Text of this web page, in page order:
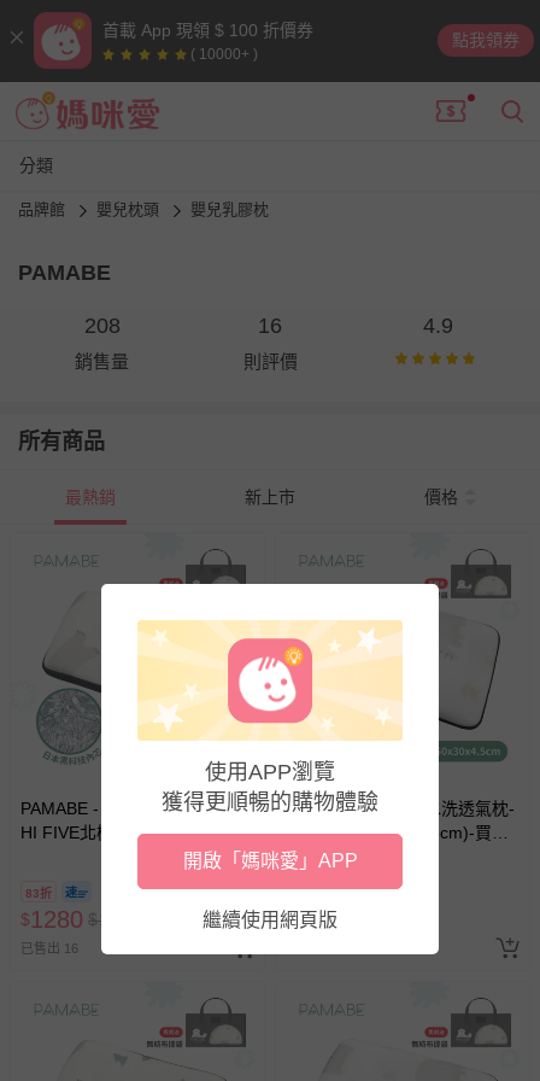
首載 App 現領 $ 100 折價券
( 10000+ )
點我領券
分類
品牌館 嬰兒枕頭 嬰兒乳膠枕
PAMABE
208
銷售量
16
則評價
4.9
所有商品
最熱銷 新上市 價格
PAMABE - 4D兒童水洗透氣枕-
HI FIVE北極熊
(50x30x4.5cm)-買就送無紡布
83折
$1280 $1550
已售出 16
PAMABE - 4D兒童水洗透氣枕-
Q比小象 (50x30x4.5cm)-買就
送無紡布外出提帶
83折
$1280
使用APP瀏覽
獲得更順暢的購物體驗
開啟「媽咪愛」APP
繼續使用網頁版